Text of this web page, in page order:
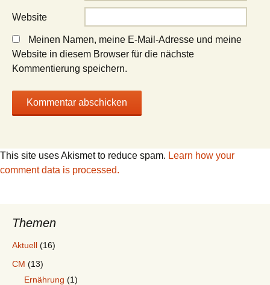
Website
Meinen Namen, meine E-Mail-Adresse und meine
Website in diesem Browser für die nächste
Kommentierung speichern.
This site uses Akismet to reduce spam. Learn how your
comment data is processed.
Themen
Aktuell (16)
CM (13)
Ernährung (1)